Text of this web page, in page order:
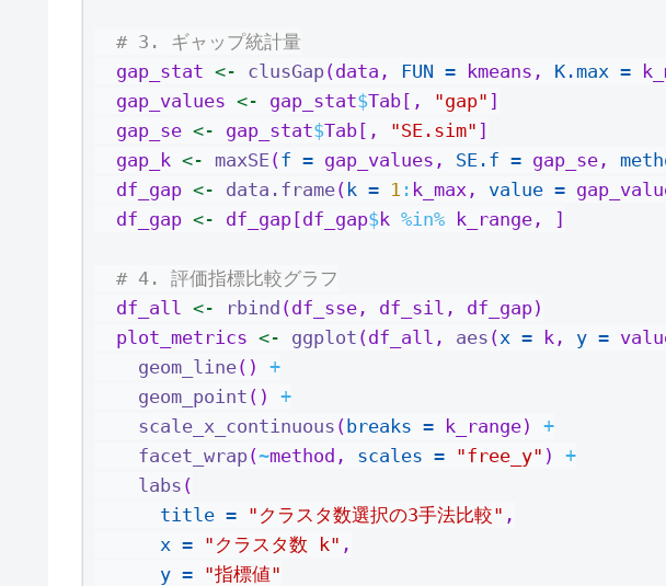
# 3. ギャップ統計量
  gap_stat
<- clusGap(data, FUN = kmeans, K.max =
  gap_values
<- gap_stat$Tab[, "gap" ]
  gap_se
<- gap_stat$Tab[, "SE.sim" ]
  gap_k
<- maxSE (f = gap_values, SE.f = gap_se,
  df_gap
<- data.frame( k = 1 : k_max, value =
  df_gap
<- df_gap[df_gap$k %in% k_range, ]
# 4. 評価指標比較グラフ
  df_all
<- rbind (df_sse, df_sil, df_gap)
  plot_metrics
<- ggplot (df_all, aes (x = k, y =
geom_line() +
geom_point () +
scale_x_continuous (breaks = k_range) +
facet_wrap(~method, scales = "free_y" ) +
labs (
title = "クラスタ数選択の3手法比較" ,
x = "クラスタ数 k" ,
y = "指標値"